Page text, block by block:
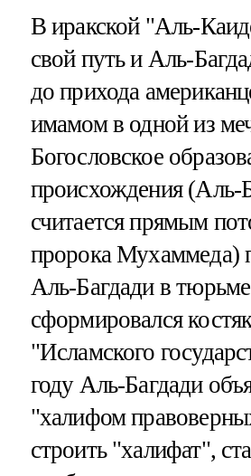
В иракской "Аль-
свой путь и Аль-
до прихода
имамом в одной из
Богословское
происхождения (Аль-
считается прямым
пророка Мухаммеда)
Аль-Багдади в
сформировался
"Исламского
году Аль-Багдади
"халифом
строить "халифат",